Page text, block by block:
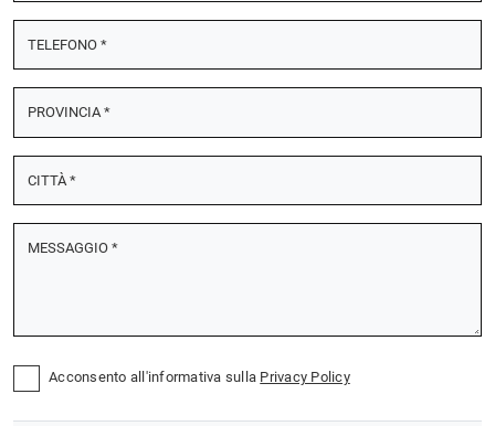
Acconsento all'informativa sulla Privacy Policy